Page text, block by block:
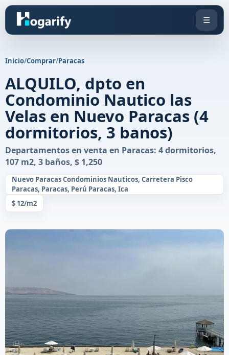
☰
Inicio/Comprar/Paracas
ALQUILO, dpto en
Condominio Nautico las
Velas en Nuevo Paracas (4
dormitorios, 3 banos)
Departamentos en venta en Paracas: 4 dormitorios,
107 m2, 3 baños, $ 1,250
Nuevo Paracas Condominios Nauticos, Carretera Pisco
Paracas, Paracas, Perú Paracas, Ica
$ 12/m2